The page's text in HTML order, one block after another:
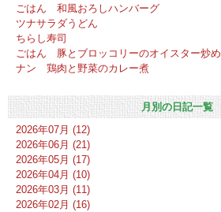
ごはん 和風おろしハンバーグ
ツナサラダうどん
ちらし寿司
ごはん 豚とブロッコリーのオイスター炒め
ナン 鶏肉と野菜のカレー煮
月別の日記一覧
2026年07月 (12)
2026年06月 (21)
2026年05月 (17)
2026年04月 (10)
2026年03月 (11)
2026年02月 (16)